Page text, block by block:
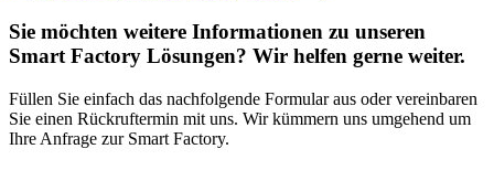
Sie möchten weitere Informationen zu unseren
Smart Factory Lösungen? Wir helfen gerne weiter.
Füllen Sie einfach das nachfolgende Formular aus oder vereinbaren
Sie einen Rückruftermin mit uns. Wir kümmern uns umgehend um
Ihre Anfrage zur Smart Factory.